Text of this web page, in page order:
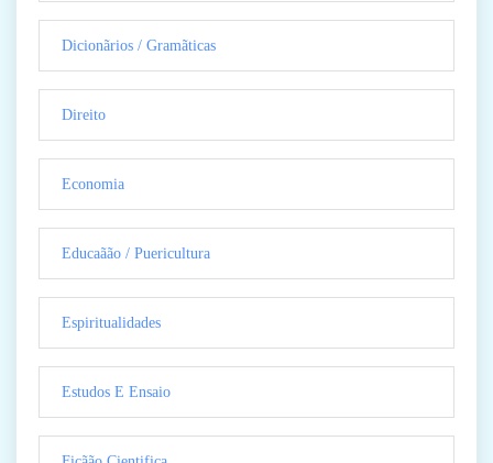
Dicionãrios / Gramãticas
Direito
Economia
Educaãão / Puericultura
Espiritualidades
Estudos E Ensaio